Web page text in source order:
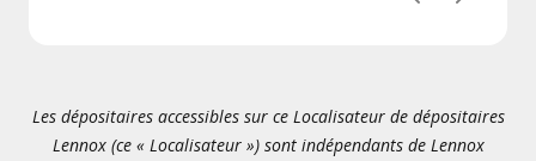
Les dépositaires accessibles sur ce Localisateur de dépositaires
Lennox (ce « Localisateur ») sont indépendants de Lennox